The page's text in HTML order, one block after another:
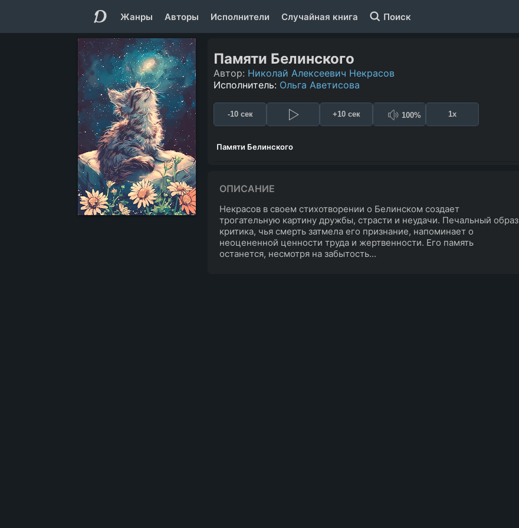
Жанры Авторы Исполнители Случайная книга Поиск
Памяти Белинского
Автор: Николай Алексеевич Некрасов
Исполнитель: Ольга Аветисова
-10 сек +10 сек 100% 1x
Памяти Белинского
ОПИСАНИЕ
Некрасов в своем стихотворении о Белинском создает
трогательную картину дружбы, страсти и неудачи. Печальный образ
критика, чья смерть затмела его признание, напоминает о
неоцененной ценности труда и жертвенности. Его память
останется, несмотря на забытость...